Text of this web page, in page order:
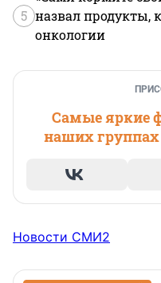
5 назвал продукты,
онкологии
Самые яркие
наших
Новости СМИ2